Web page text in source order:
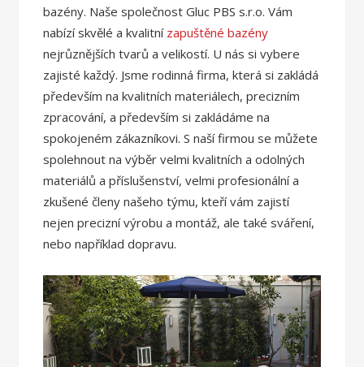
bazény. Naše společnost Gluc PBS s.r.o. Vám
nabízí skvělé a kvalitní zapuštěné bazény
nejrůznějších tvarů a velikostí. U nás si vybere
zajisté každý. Jsme rodinná firma, která si zakládá
především na kvalitních materiálech, precizním
zpracování, a především si zakládáme na
spokojeném zákazníkovi. S naší firmou se můžete
spolehnout na výběr velmi kvalitních a odolných
materiálů a příslušenství, velmi profesionální a
zkušené členy našeho týmu, kteří vám zajistí
nejen precizní výrobu a montáž, ale také sváření,
nebo například dopravu.